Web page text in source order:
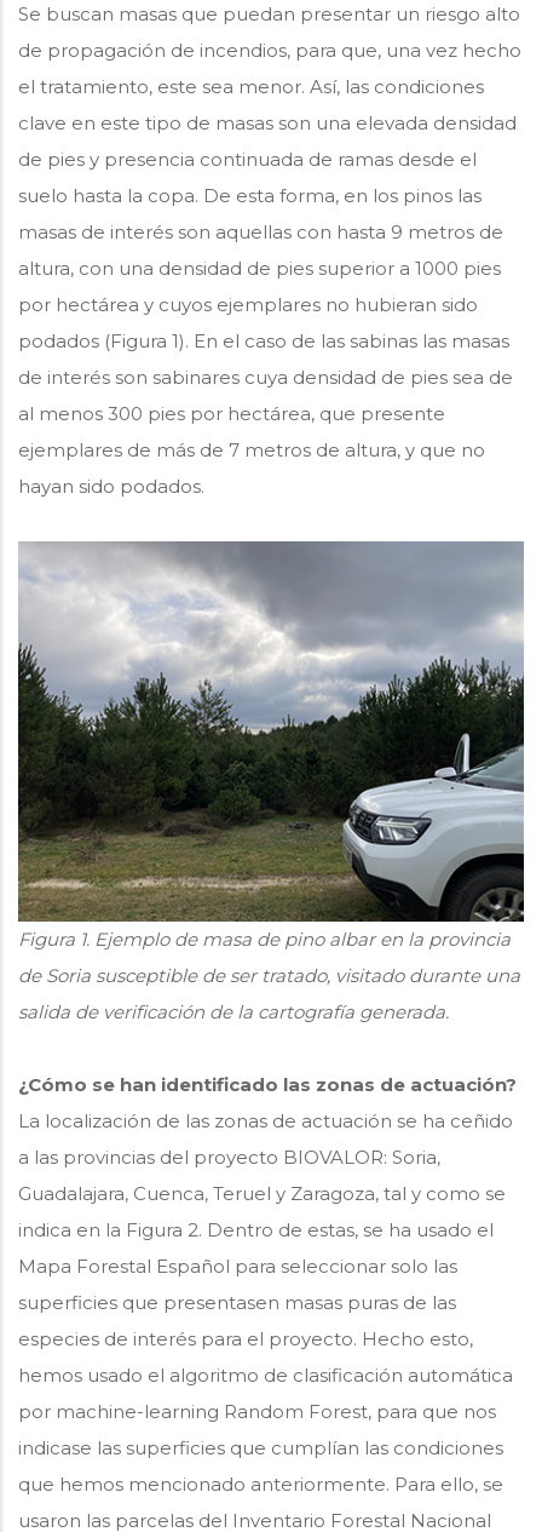
Se buscan masas que puedan presentar un riesgo alto
de propagación de incendios, para que, una vez hecho
el tratamiento, este sea menor. Así, las condiciones
clave en este tipo de masas son una elevada densidad
de pies y presencia continuada de ramas desde el
suelo hasta la copa. De esta forma, en los pinos las
masas de interés son aquellas con hasta 9 metros de
altura, con una densidad de pies superior a 1000 pies
por hectárea y cuyos ejemplares no hubieran sido
podados (Figura 1). En el caso de las sabinas las masas
de interés son sabinares cuya densidad de pies sea de
al menos 300 pies por hectárea, que presente
ejemplares de más de 7 metros de altura, y que no
hayan sido podados.
Figura 1. Ejemplo de masa de pino albar en la provincia
de Soria susceptible de ser tratado, visitado durante una
salida de verificación de la cartografía generada.
¿Cómo se han identificado las zonas de actuación?
La localización de las zonas de actuación se ha ceñido
a las provincias del proyecto BIOVALOR: Soria,
Guadalajara, Cuenca, Teruel y Zaragoza, tal y como se
indica en la Figura 2. Dentro de estas, se ha usado el
Mapa Forestal Español para seleccionar solo las
superficies que presentasen masas puras de las
especies de interés para el proyecto. Hecho esto,
hemos usado el algoritmo de clasificación automática
por machine-learning Random Forest, para que nos
indicase las superficies que cumplían las condiciones
que hemos mencionado anteriormente. Para ello, se
usaron las parcelas del Inventario Forestal Nacional